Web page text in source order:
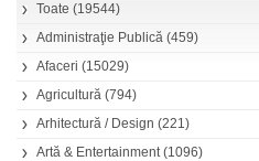
Toate (19544)
Administraţie Publică (459)
Afaceri (15029)
Agricultură (794)
Arhitectură / Design (221)
Artă & Entertainment(1096)